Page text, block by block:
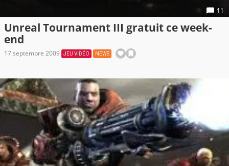
11
Unreal Tournament III gratuit ce week-
end
17 septembre 2009 JEU VIDÉO NEWS